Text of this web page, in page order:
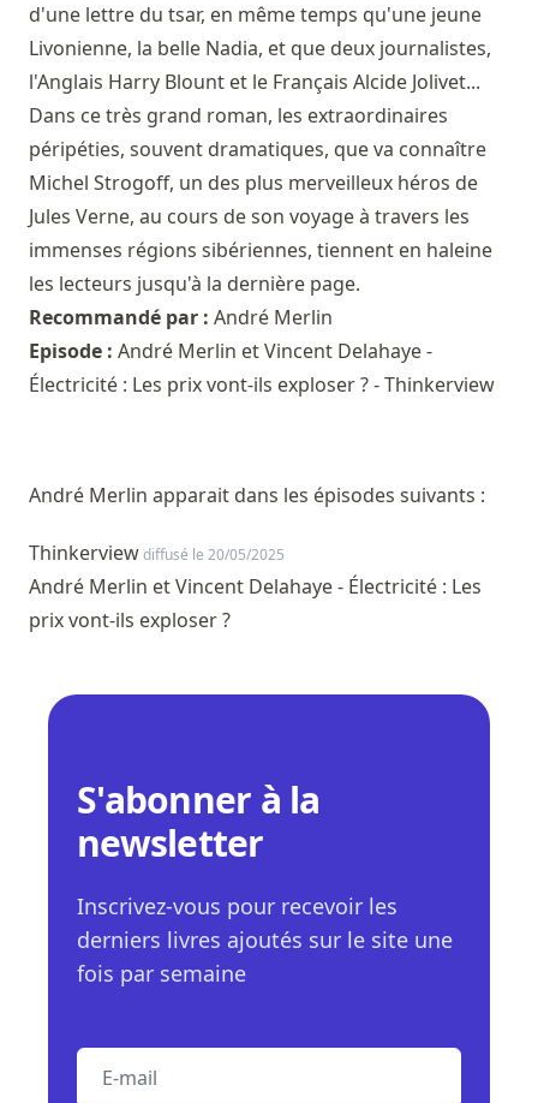
d'une lettre du tsar, en même temps qu'une jeune
Livonienne, la belle Nadia, et que deux journalistes,
l'Anglais Harry Blount et le Français Alcide Jolivet...
Dans ce très grand roman, les extraordinaires
péripéties, souvent dramatiques, que va connaître
Michel Strogoff, un des plus merveilleux héros de
Jules Verne, au cours de son voyage à travers les
immenses régions sibériennes, tiennent en haleine
les lecteurs jusqu'à la dernière page.
Recommandé par : André Merlin
Episode : André Merlin et Vincent Delahaye -
Électricité : Les prix vont-ils exploser ? - Thinkerview
André Merlin apparait dans les épisodes suivants :
Thinkerviewdiffusé le 20/05/2025
André Merlin et Vincent Delahaye - Électricité : Les
prix vont-ils exploser ?
S'abonner à la
newsletter
Inscrivez-vous pour recevoir les
derniers livres ajoutés sur le site une
fois par semaine
E-mail